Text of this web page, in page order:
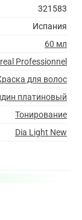
321583
Испания
60 мл
Professionnel
для волос
платиновый
Тонирование
Dia Light New